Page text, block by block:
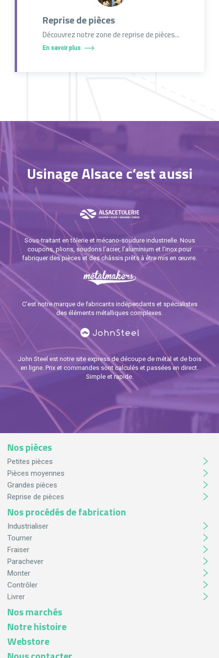
Reprise de pièces
Découvrez notre zone de reprise de pièces...
En savoir plus
Usinage Alsace c’est aussi
Sous-traitant en tôlerie et mécano-soudure industrielle. Nous
coupons, plions, soudons l’acier, l’aluminium et l’inox pour
fabriquer des pièces et des châssis prêts à être mis en œuvre.
C'est notre marque de fabricants indépendants et spécialistes
des éléments métalliques complexes.
John Steel est notre site express de découpe de métal et de bois
en ligne. Prix et commandes sont calculés et passées en direct.
Simple et rapide.
Nos pièces
Petites pièces
Pièces moyennes
Grandes pièces
Reprise de pièces
Nos procédés de fabrication
Industrialiser
Tourner
Fraiser
Parachever
Monter
Contrôler
Livrer
Nos marchés
Notre histoire
Webstore